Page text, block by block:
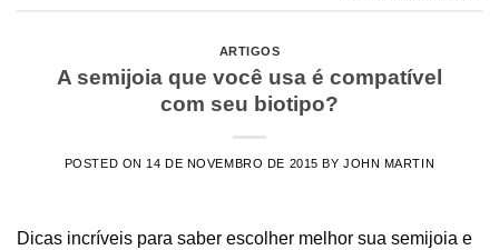
ARTIGOS
A semijoia que você usa é compatível
com seu biotipo?
POSTED ON 14 DE NOVEMBRO DE 2015 BY JOHN MARTIN
Dicas incríveis para saber escolher melhor sua semijoia e